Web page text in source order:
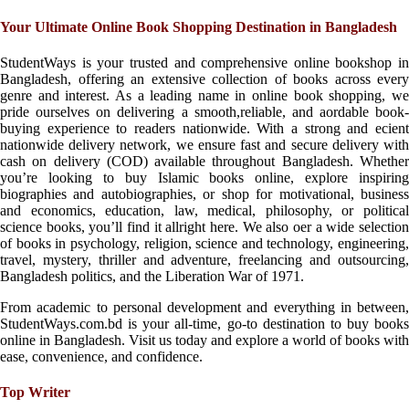
Your Ultimate Online Book Shopping Destination in Bangladesh
StudentWays is your trusted and comprehensive online bookshop in
Bangladesh, offering an extensive collection of books across every
genre and interest. As a leading name in online book shopping, we
pride ourselves on delivering a smooth,reliable, and aordable book-
buying experience to readers nationwide. With a strong and ecient
nationwide delivery network, we ensure fast and secure delivery with
cash on delivery (COD) available throughout Bangladesh. Whether
you’re looking to buy Islamic books online, explore inspiring
biographies and autobiographies, or shop for motivational, business
and economics, education, law, medical, philosophy, or political
science books, you’ll find it allright here. We also oer a wide selection
of books in psychology, religion, science and technology, engineering,
travel, mystery, thriller and adventure, freelancing and outsourcing,
Bangladesh politics, and the Liberation War of 1971.
From academic to personal development and everything in between,
StudentWays.com.bd is your all-time, go-to destination to buy books
online in Bangladesh. Visit us today and explore a world of books with
ease, convenience, and confidence.
Top Writer